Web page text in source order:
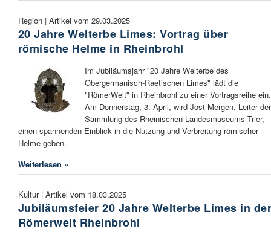
Region | Artikel vom 29.03.2025
20 Jahre Welterbe Limes: Vortrag über
römische Helme in Rheinbrohl
Im Jubiläumsjahr "20 Jahre Welterbe des
Obergermanisch-Raetischen Limes" lädt die
"RömerWelt" in Rheinbrohl zu einer Vortragsreihe ein.
Am Donnerstag, 3. April, wird Jost Mergen, Leiter der
Sammlung des Rheinischen Landesmuseums Trier,
einen spannenden Einblick in die Nutzung und Verbreitung römischer
Helme geben.
Weiterlesen »
Kultur | Artikel vom 18.03.2025
Jubiläumsfeier 20 Jahre Welterbe Limes in
Römerwelt Rheinbrohl